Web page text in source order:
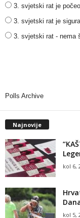
3. svjetski rat je počeo
3. svjetski rat je
3. svjetski rat - nema
Polls Archive
Najnovije
kol 6,
kol 5,